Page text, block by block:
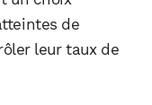
de
leur taux de